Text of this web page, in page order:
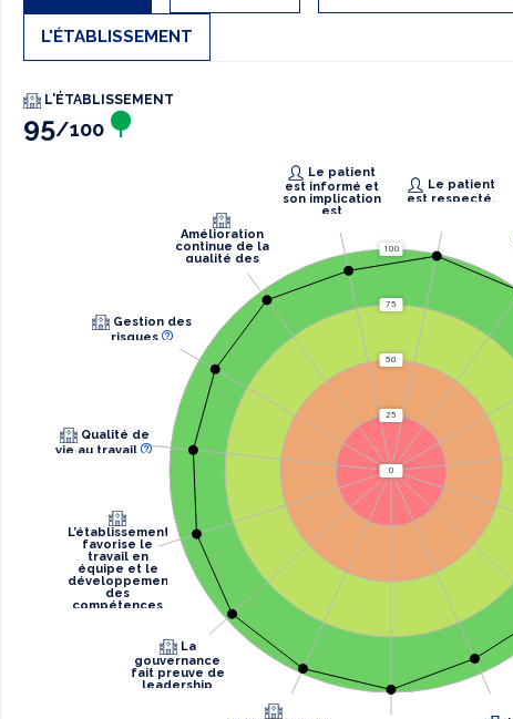
L'ÉTABLISSEMENT
L'ÉTABLISSEMENT
95/100
est informé et
son implication
est
est respecté.
La
gouvernance
fait preuve de
leadership
L’établissement
favorise le
travail en
équipe et le
développement
des
compétences
Qualité de
vie au travail
risques
Amélioration
continue de la
qualité des
100
75
50
25
0